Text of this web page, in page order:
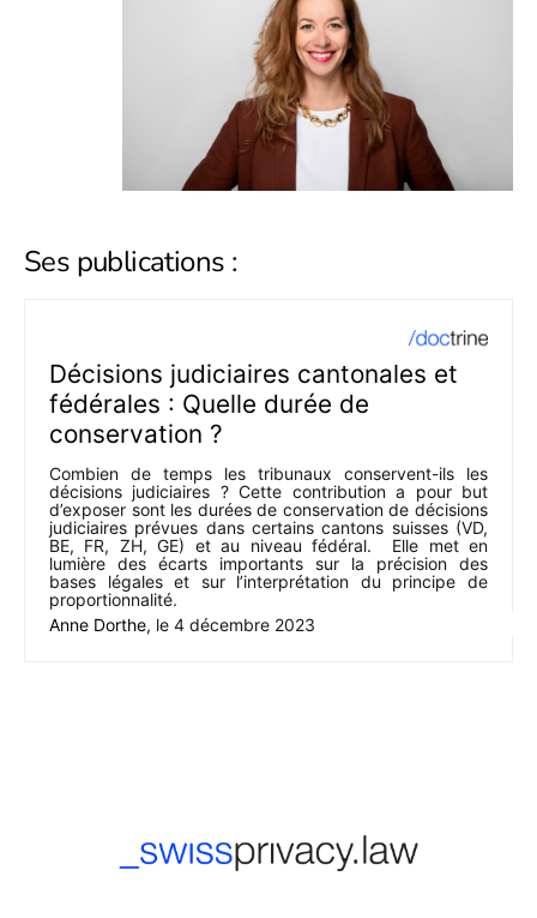
Ses publications :
Décisions judiciaires cantonales et
fédérales : Quelle durée de
conservation ?
Combien de temps les tribunaux conservent-ils les
décisions judiciaires ? Cette contribution a pour but
d’exposer sont les durées de conservation de décisions
judiciaires prévues dans certains cantons suisses (VD,
BE, FR, ZH, GE) et au niveau fédéral. Elle met en
lumière des écarts importants sur la précision des
bases légales et sur l’interprétation du principe de
proportionnalité.
Anne Dorthe, le 4 décembre 2023